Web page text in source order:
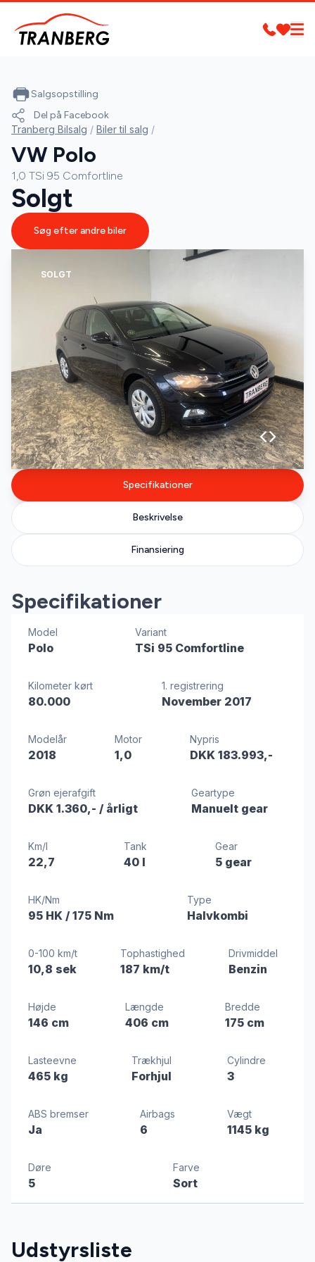
SOLGT
Specifikationer
Beskrivelse
Finansiering
Specifikationer
Model
Polo
Variant
TSi 95 Comfortline
Kilometer kørt
80.000
1. registrering
November 2017
Modelår
2018
Motor
1,0
Nypris
DKK 183.993,-
Grøn ejerafgift
DKK 1.360,- / årligt
Geartype
Manuelt gear
Km/l
22,7
Tank
40 l
Gear
5 gear
HK/Nm
95 HK / 175 Nm
Type
Halvkombi
0-100 km/t
10,8 sek
Tophastighed
187 km/t
Drivmiddel
Benzin
Højde
146 cm
Længde
406 cm
Bredde
175 cm
Lasteevne
465 kg
Trækhjul
Forhjul
Cylindre
3
ABS bremser
Ja
Airbags
6
Vægt
1145 kg
Døre
5
Farve
Sort
Udstyrsliste
Salgsopstilling
Del på Facebook
Tranberg Bilsalg / Biler til salg /
VW Polo
1,0 TSi 95 Comfortline
Solgt
Søg efter andre biler